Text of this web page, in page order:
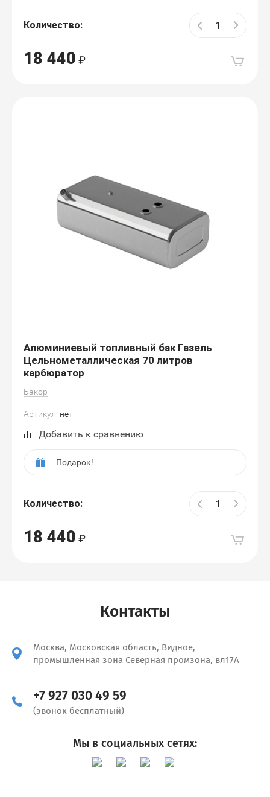
Количество:
18 440
Алюминиевый топливный бак Газель
Цельнометаллическая 70 литров
карбюратор
Бакор
Артикул: нет
Добавить к сравнению
Подарок!
Количество:
18 440
Контакты
Москва, Московская область, Видное,
промышленная зона Северная промзона, вл17А
+7 927 030 49 59
(звонок бесплатный)
Мы в социальных сетях: